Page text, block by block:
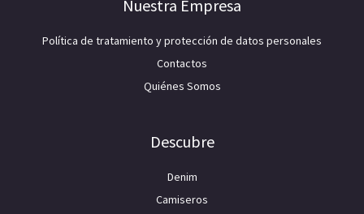
Nuestra Empresa
Política de tratamiento y protección de datos personales
Contactos
Quiénes Somos
Descubre
Denim
Camiseros